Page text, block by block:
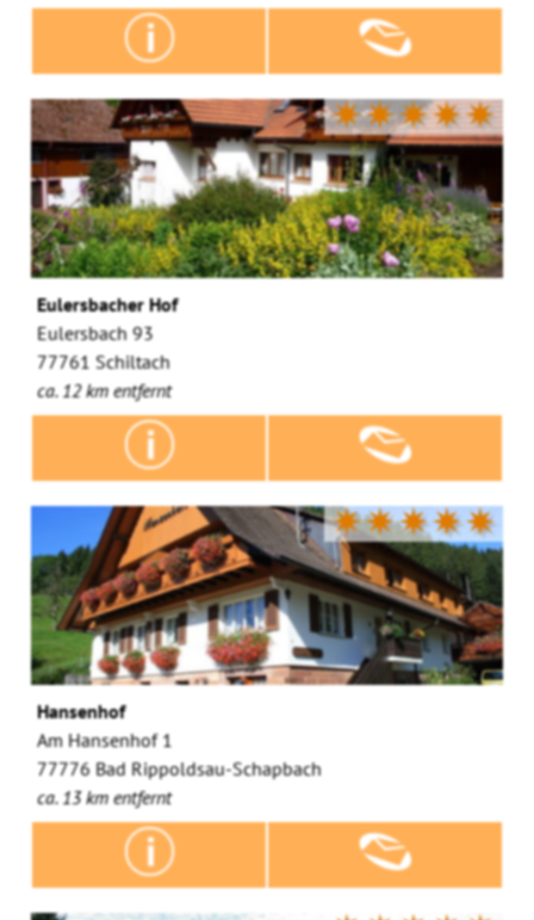
✷✷✷✷✷
Eulersbacher Hof
Eulersbach 93
77761 Schiltach
ca. 12 km entfernt
✷✷✷✷✷
Hansenhof
Am Hansenhof 1
77776 Bad Rippoldsau-Schapbach
ca. 13 km entfernt